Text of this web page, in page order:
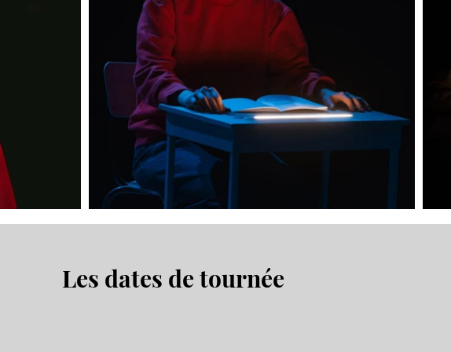
Les dates de tournée